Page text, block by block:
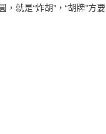
就是“炸胡”，“胡牌”方